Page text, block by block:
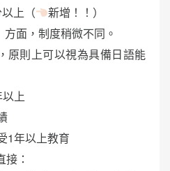
上（
新增！！）
面，制度稍微不同。
原則上可以視為具備日語能
上
1年以上教育
：